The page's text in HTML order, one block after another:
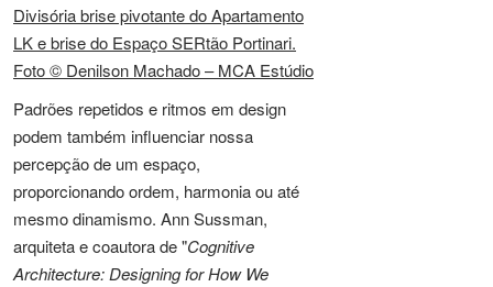
Divisória brise pivotante do Apartamento
LK e brise do Espaço SERtão Portinari.
Foto © Denilson Machado – MCA Estúdio
Padrões repetidos e ritmos em design
podem também influenciar nossa
percepção de um espaço,
proporcionando ordem, harmonia ou até
mesmo dinamismo. Ann Sussman,
arquiteta e coautora de "Cognitive
Architecture: Designing for How We